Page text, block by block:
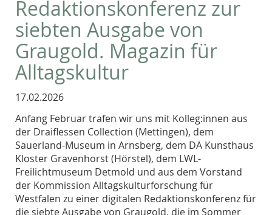
Redaktionskonferenz zur
siebten Ausgabe von
Graugold. Magazin für
Alltagskultur
17.02.2026
Anfang Februar trafen wir uns mit Kolleg:innen aus
der Draiflessen Collection (Mettingen), dem
Sauerland-Museum in Arnsberg, dem DA Kunsthaus
Kloster Gravenhorst (Hörstel), dem LWL-
Freilichtmuseum Detmold und aus dem Vorstand
der Kommission Alltagskulturforschung für
Westfalen zu einer digitalen Redaktionskonferenz für
die siebte Ausgabe von Graugold, die im Sommer